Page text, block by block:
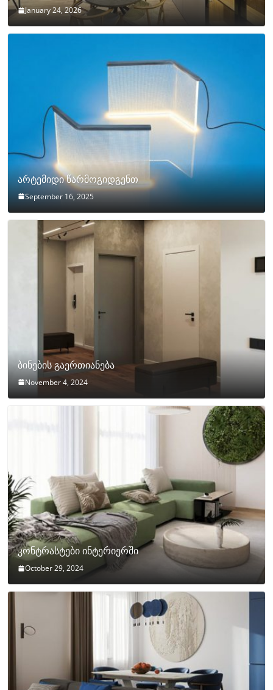
January 24, 2026
არტემიდი წარმოგიდგენთ
September 16, 2025
ბინების გაერთიანება
November 4, 2024
კონტრასტები ინტერიერში
October 29, 2024